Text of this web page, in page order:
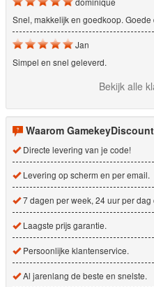
Snel, makkelijk en goedkoop.
Jan
Simpel en snel geleverd.
Bekijk alle
Waarom
Directe levering van je code!
Levering op scherm en per email.
7 dagen per week, 24 uur per dag
Laagste prijs garantie.
Persoonlijke klantenservice.
Al jarenlang de beste en snelste.